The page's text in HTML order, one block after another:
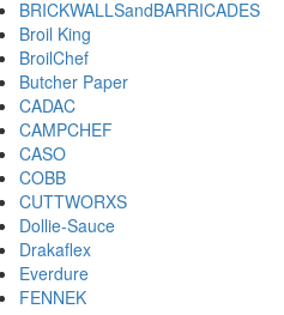
BRICKWALLSandBARRICADES
Broil King
BroilChef
Butcher Paper
CADAC
CAMPCHEF
CASO
COBB
CUTTWORXS
Dollie-Sauce
Drakaflex
Everdure
FENNEK